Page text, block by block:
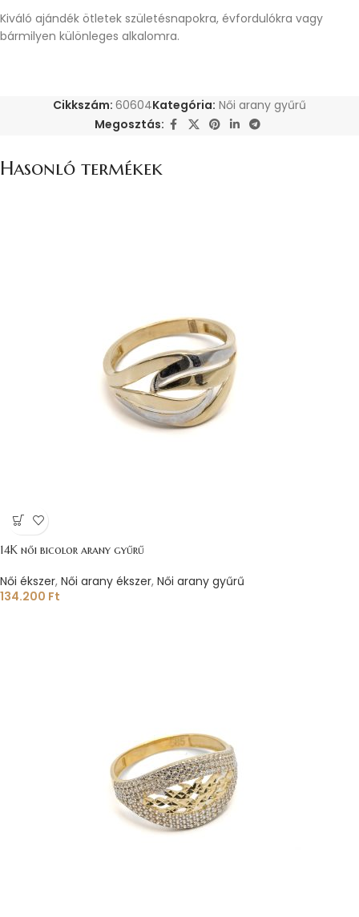
Kiváló ajándék ötletek születésnapokra, évfordulókra vagy
bármilyen különleges alkalomra.
Cikkszám: 60604Kategória: Női arany gyűrű
Megosztás:
Hasonló termékek
14K női bicolor arany gyűrű
Női ékszer, Női arany ékszer, Női arany gyűrű
134.200 Ft